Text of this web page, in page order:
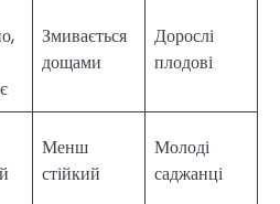
Змивається
дощами
Дорослі
плодові
Менш
стійкий
Молоді
саджанці